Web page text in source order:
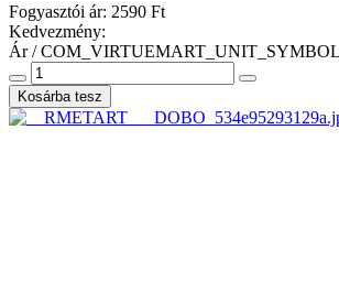
Fogyasztói ár: 2590 Ft
Kedvezmény:
Ár /